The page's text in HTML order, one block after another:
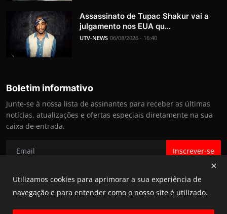
Assassinato de Tupac Shakur vai a
julgamento nos EUA qu...
UTV-NEWS 06/08/2026 - 16:40
Boletim informativo
Junte-se à nossa lista de assinantes para receber as últimas
notícias, atualizações e ofertas especiais diretamente na sua
caixa de entrada.
Inscrever-se
Utilizamos cookies para aprimorar a sua experiência de
navegação e para entender como o nosso site é utilizado.